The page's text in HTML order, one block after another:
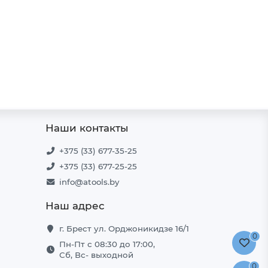
Наши контакты
+375 (33) 677-35-25
+375 (33) 677-25-25
info@atools.by
Наш адрес
г. Брест ул. Орджоникидзе 16/1
Пн-Пт с 08:30 до 17:00,
Сб, Вс- выходной
0
0